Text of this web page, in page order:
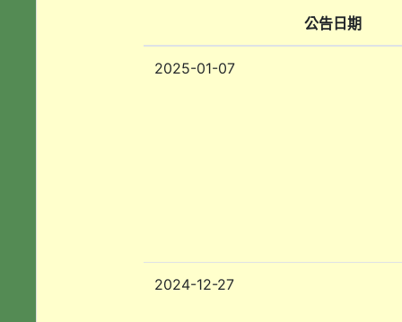
公告日期
2025-01-07
2024-12-27